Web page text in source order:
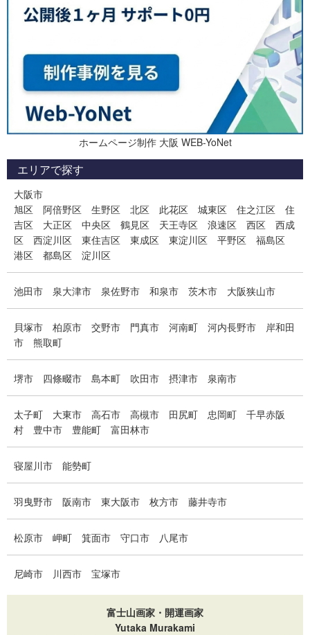
ホームページ制作 大阪 WEB-YoNet
エリアで探す
大阪市
旭区
阿倍野区 生野区 北区 此花区 城東区 住之江区
住
吉区
大正区 中央区 鶴見区 天王寺区 浪速区 西区
西成
区
西淀川区 東住吉区 東成区 東淀川区 平野区
福島区
港区
都島区 淀川区
池田市 泉大津市 泉佐野市 和泉市 茨木市 大阪狭山市
貝塚市 柏原市 交野市 門真市 河南町 河内長野市
岸和田
市
熊取町
堺市 四條畷市 島本町 吹田市 摂津市 泉南市
太子町 大東市 高石市 高槻市 田尻町 忠岡町
千早赤阪
村
豊中市 豊能町 富田林市
寝屋川市 能勢町
羽曳野市 阪南市 東大阪市 枚方市 藤井寺市
松原市 岬町 箕面市 守口市 八尾市
尼崎市 川西市 宝塚市
富士山画家・開運画家
Yutaka Murakami